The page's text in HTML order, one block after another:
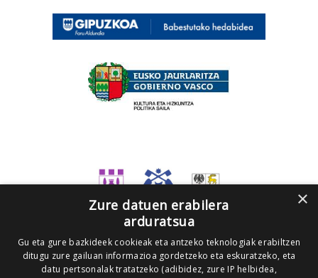
×
Zure datuen erabilera
arduratsua
Gu eta gure bazkideek cookieak eta antzeko teknologiak erabiltzen
ditugu zure gailuan informazioa gordetzeko eta eskuratzeko, eta
datu pertsonalak tratatzeko (adibidez, zure IP helbidea,